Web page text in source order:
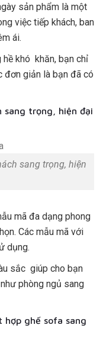
sản phẩm là một
việc tiếp khách, ban
ái.
khó khăn, bạn chỉ
đơn giản là bạn đã có
sang trọng, hiện đại
sang trọng, hiện
mã đa dạng phong
Các mẫu mã với
dụng.
sắc giúp cho bạn
phòng ngủ sang
ghế sofa sang